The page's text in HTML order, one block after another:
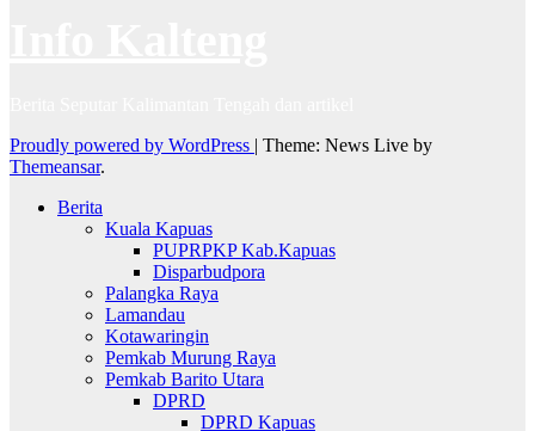
Proudly powered by WordPress | Theme: News Live by
Themeansar.
Berita
Kuala Kapuas
PUPRPKP Kab.Kapuas
Disparbudpora
Palangka Raya
Lamandau
Kotawaringin
Pemkab Murung Raya
Pemkab Barito Utara
DPRD
DPRD Kapuas